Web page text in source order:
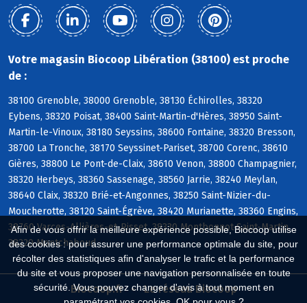
Afin de vous offrir la meilleure expérience possible, Biocoop utilise
des cookies : pour assurer une performance optimale du site, pour
récolter des statistiques afin d'analyser le trafic et la performance
du site et vous proposer une navigation personnalisée en toute
sécurité. Vous pouvez changer d'avis à tout moment en
Votre magasin Biocoop Libération (38100) est proche
de :
38100 Grenoble, 38000 Grenoble, 38130 Échirolles, 38320
Eybens, 38320 Poisat, 38400 Saint-Martin-d'Hères, 38950 Saint-
Martin-le-Vinoux, 38180 Seyssins, 38600 Fontaine, 38320 Bresson,
38700 La Tronche, 38170 Seyssinet-Pariset, 38700 Corenc, 38610
Gières, 38800 Le Pont-de-Claix, 38610 Venon, 38800 Champagnier,
38320 Herbeys, 38360 Sassenage, 38560 Jarrie, 38240 Meylan,
38640 Claix, 38320 Brié-et-Angonnes, 38250 Saint-Nizier-du-
Moucherotte, 38120 Saint-Égrève, 38420 Murianette, 38360 Engins,
38760 Varces-Allières-et-Risset, 38330 Montbonnot-Saint-Martin,
38220 Montchaboud
Biocoop.fr
Le réseau Biocoop